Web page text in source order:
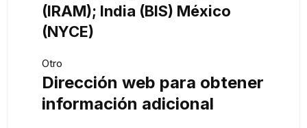
(IRAM); India (BIS) México
(NYCE)
Otro
Dirección web para obtener
información adicional